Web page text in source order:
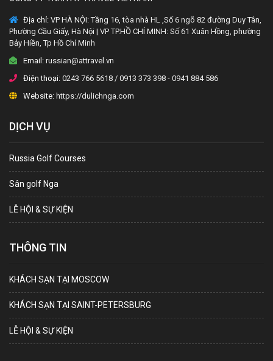
Địa chỉ: VP HÀ NỘI: Tầng 16, tòa nhà HL ,Số 6 ngõ 82 đường Duy Tân,
Phường Cầu Giấy, Hà Nội | VP TP.HỒ CHÍ MINH: Số 61 Xuân Hồng, phường
Bảy Hiền, Tp Hồ Chí Minh
Email: russian@attravel.vn
Điện thoại: 0243 766 5618 / 0913 373 398 - 0941 884 586
Website: https://dulichnga.com
DỊCH VỤ
Russia Golf Courses
Sân golf Nga
LỄ HỘI & SỰ KIỆN
THÔNG TIN
KHÁCH SẠN TẠI MOSCOW
KHÁCH SẠN TẠI SAINT-PETERSBURG
LỄ HỘI & SỰ KIỆN